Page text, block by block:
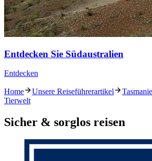
Entdecken Sie Südaustralien
Entdecken
Home Unsere Reiseführerartikel
Tierwelt
Sicher & sorglos reisen